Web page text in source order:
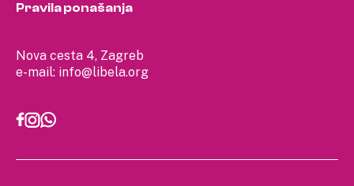
Nova cesta 4, Zagreb
e-mail: info@libela.org
Pravila ponašanja